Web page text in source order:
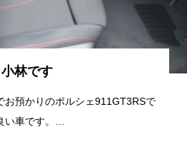
小林です
お預かりのポルシェ911GT3RSで
い車です。…